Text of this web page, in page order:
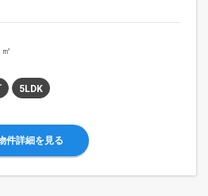
㎡
5LDK
件詳細を見る